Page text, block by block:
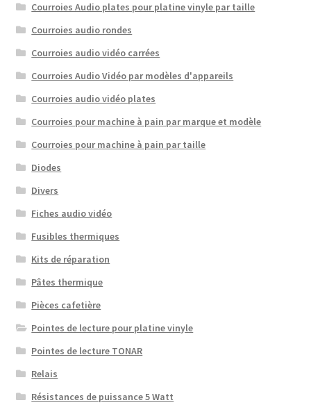
Courroies Audio plates pour platine vinyle par taille
Courroies audio rondes
Courroies audio vidéo carrées
Courroies Audio Vidéo par modèles d'appareils
Courroies audio vidéo plates
Courroies pour machine à pain par marque et modèle
Courroies pour machine à pain par taille
Diodes
Divers
Fiches audio vidéo
Fusibles thermiques
Kits de réparation
Pâtes thermique
Pièces cafetière
Pointes de lecture pour platine vinyle
Pointes de lecture TONAR
Relais
Résistances de puissance 5 Watt